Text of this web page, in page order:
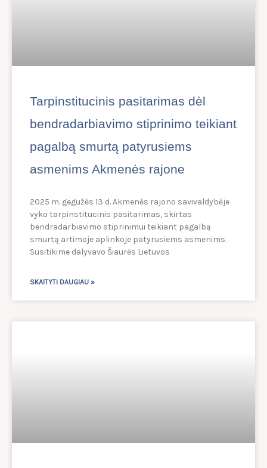
Tarpinstitucinis pasitarimas dėl
bendradarbiavimo stiprinimo teikiant
pagalbą smurtą patyrusiems
asmenims Akmenės rajone
2025 m. gegužės 13 d. Akmenės rajono savivaldybėje
vyko tarpinstitucinis pasitarimas, skirtas
bendradarbiavimo stiprinimui teikiant pagalbą
smurtą artimoje aplinkoje patyrusiems asmenims.
Susitikime dalyvavo Šiaurės Lietuvos
SKAITYTI DAUGIAU »